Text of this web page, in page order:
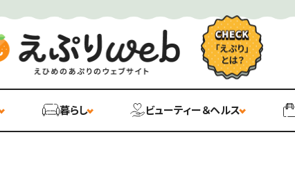
暮らし ビューティー＆ヘルス